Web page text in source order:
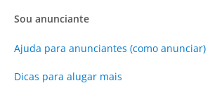
Sou anunciante
Ajuda para anunciantes (como anunciar)
Dicas para alugar mais